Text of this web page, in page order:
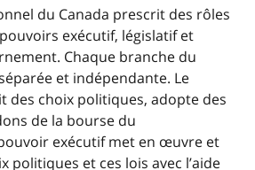
du Canada prescrit des rôles
exécutif, législatif et
Chaque branche du
et indépendante. Le
des choix politiques, adopte des
de la bourse du
exécutif met en œuvre et
politiques et ces lois avec l’aide